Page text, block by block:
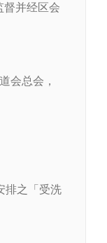
并经区会
会总会，
排之「受洗